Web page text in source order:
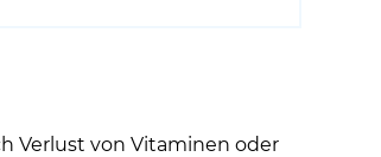
Verlust von Vitaminen oder